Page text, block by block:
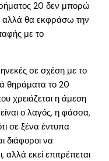
20 δεν μπορώ
αλλά θα εκφράσω την
με το
σε σχέση με το
θηράματα το 20
χρειάζεται η άμεση
ο λαγός, η φάσσα,
σε ξένα έντυπα
διάφοροι να
εκεί επιτρέπεται